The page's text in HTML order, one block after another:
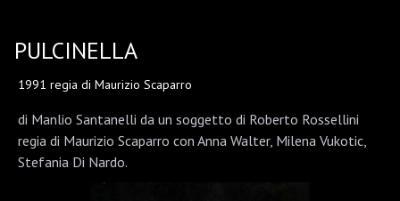
PULCINELLA
1991 regia di Maurizio Scaparro
di Manlio Santanelli da un soggetto di Roberto Rossellini
regia di Maurizio Scaparro con Anna Walter, Milena Vukotic,
Stefania Di Nardo.